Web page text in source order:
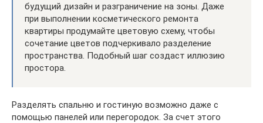
будущий дизайн и разграничение на зоны. Даже
при выполнении косметического ремонта
квартиры продумайте цветовую схему, чтобы
сочетание цветов подчеркивало разделение
пространства. Подобный шаг создаст иллюзию
простора.
Разделять спальню и гостиную возможно даже с
помощью панелей или перегородок. За счет этого